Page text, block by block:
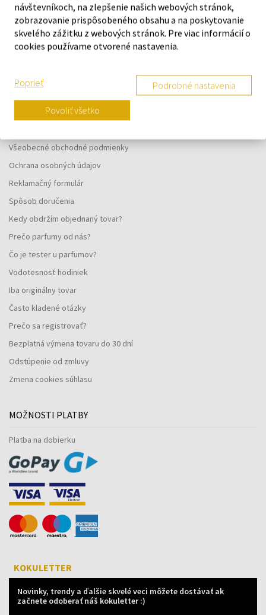
Navštívte našu predajňu v Šamoríne
Po - Pi: 8:00 - 16:00
VŠETKO O NÁKUPE
Všeobecné obchodné podmienky
Ochrana osobných údajov
Reklamačný formulár
Spôsob doručenia
Kedy obdržím objednaný tovar?
Prečo parfumy od nás?
Čo je tester u parfumov?
Vodotesnosť hodiniek
Iba originálny tovar
Často kladené otázky
Prečo sa registrovať?
Bezplatná výmena tovaru do 30 dní
Odstúpenie od zmluvy
Zmena cookies súhlasu
MOŽNOSTI PLATBY
Platba na dobierku
KOKULETTER
Novinky, trendy a ďalšie skvelé veci môžete dostávať ak
začnete odoberať náš kokuletter :)
návštevníkoch, na zlepšenie našich webových stránok,
zobrazovanie prispôsobeného obsahu a na poskytovanie
skvelého zážitku z webových stránok. Pre viac informácií o
cookies používame otvorené nastavenia.
Poprieť Podrobné nastavenia
Povoliť všetko